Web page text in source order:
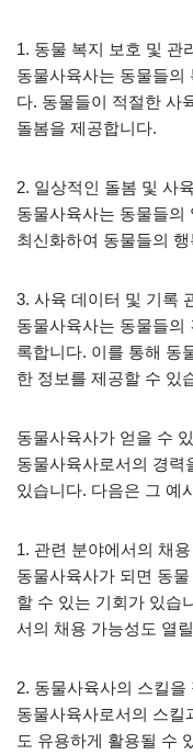
1. 동물 복지 보호 및 관
동물사육사는 동물들의
다. 동물들이 적절한 사
돌봄을 제공합니다.
2. 일상적인 돌봄 및 사
동물사육사는 동물들의
최신화하여 동물들의
3. 사육 데이터 및 기록
동물사육사는 동물들의
록합니다. 이를 통해 동
한 정보를 제공할 수 있
동물사육사가 얻을 수
동물사육사로서의 경력
있습니다. 다음은 그 예
1. 관련 분야에서의 채
동물사육사가 되면 동
할 수 있는 기회가 있습
서의 채용 가능성도 열
2. 동물사육사의 스킬을
동물사육사로서의 스킬
도 유용하게 활용될 수